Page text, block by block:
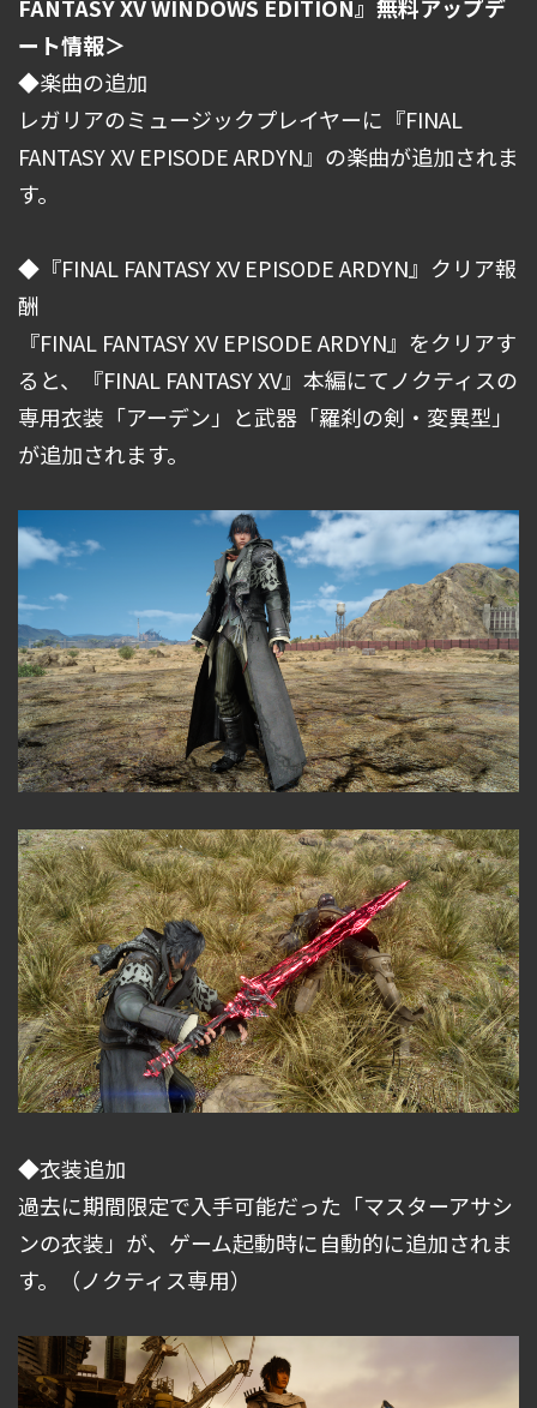
FANTASY XV WINDOWS EDITION』無料アップデ
ート情報＞
◆楽曲の追加
レガリアのミュージックプレイヤーに『FINAL
FANTASY XV EPISODE ARDYN』の楽曲が追加されま
す。
◆『FINAL FANTASY XV EPISODE ARDYN』クリア報
酬
『FINAL FANTASY XV EPISODE ARDYN』をクリアす
ると、『FINAL FANTASY XV』本編にてノクティスの
専用衣装「アーデン」と武器「羅刹の剣・変異型」
が追加されます。
◆衣装追加
過去に期間限定で入手可能だった「マスターアサシ
ンの衣装」が、ゲーム起動時に自動的に追加されま
す。（ノクティス専用）